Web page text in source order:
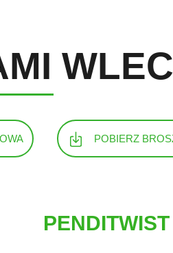
POBIERZ
PENDITWIST